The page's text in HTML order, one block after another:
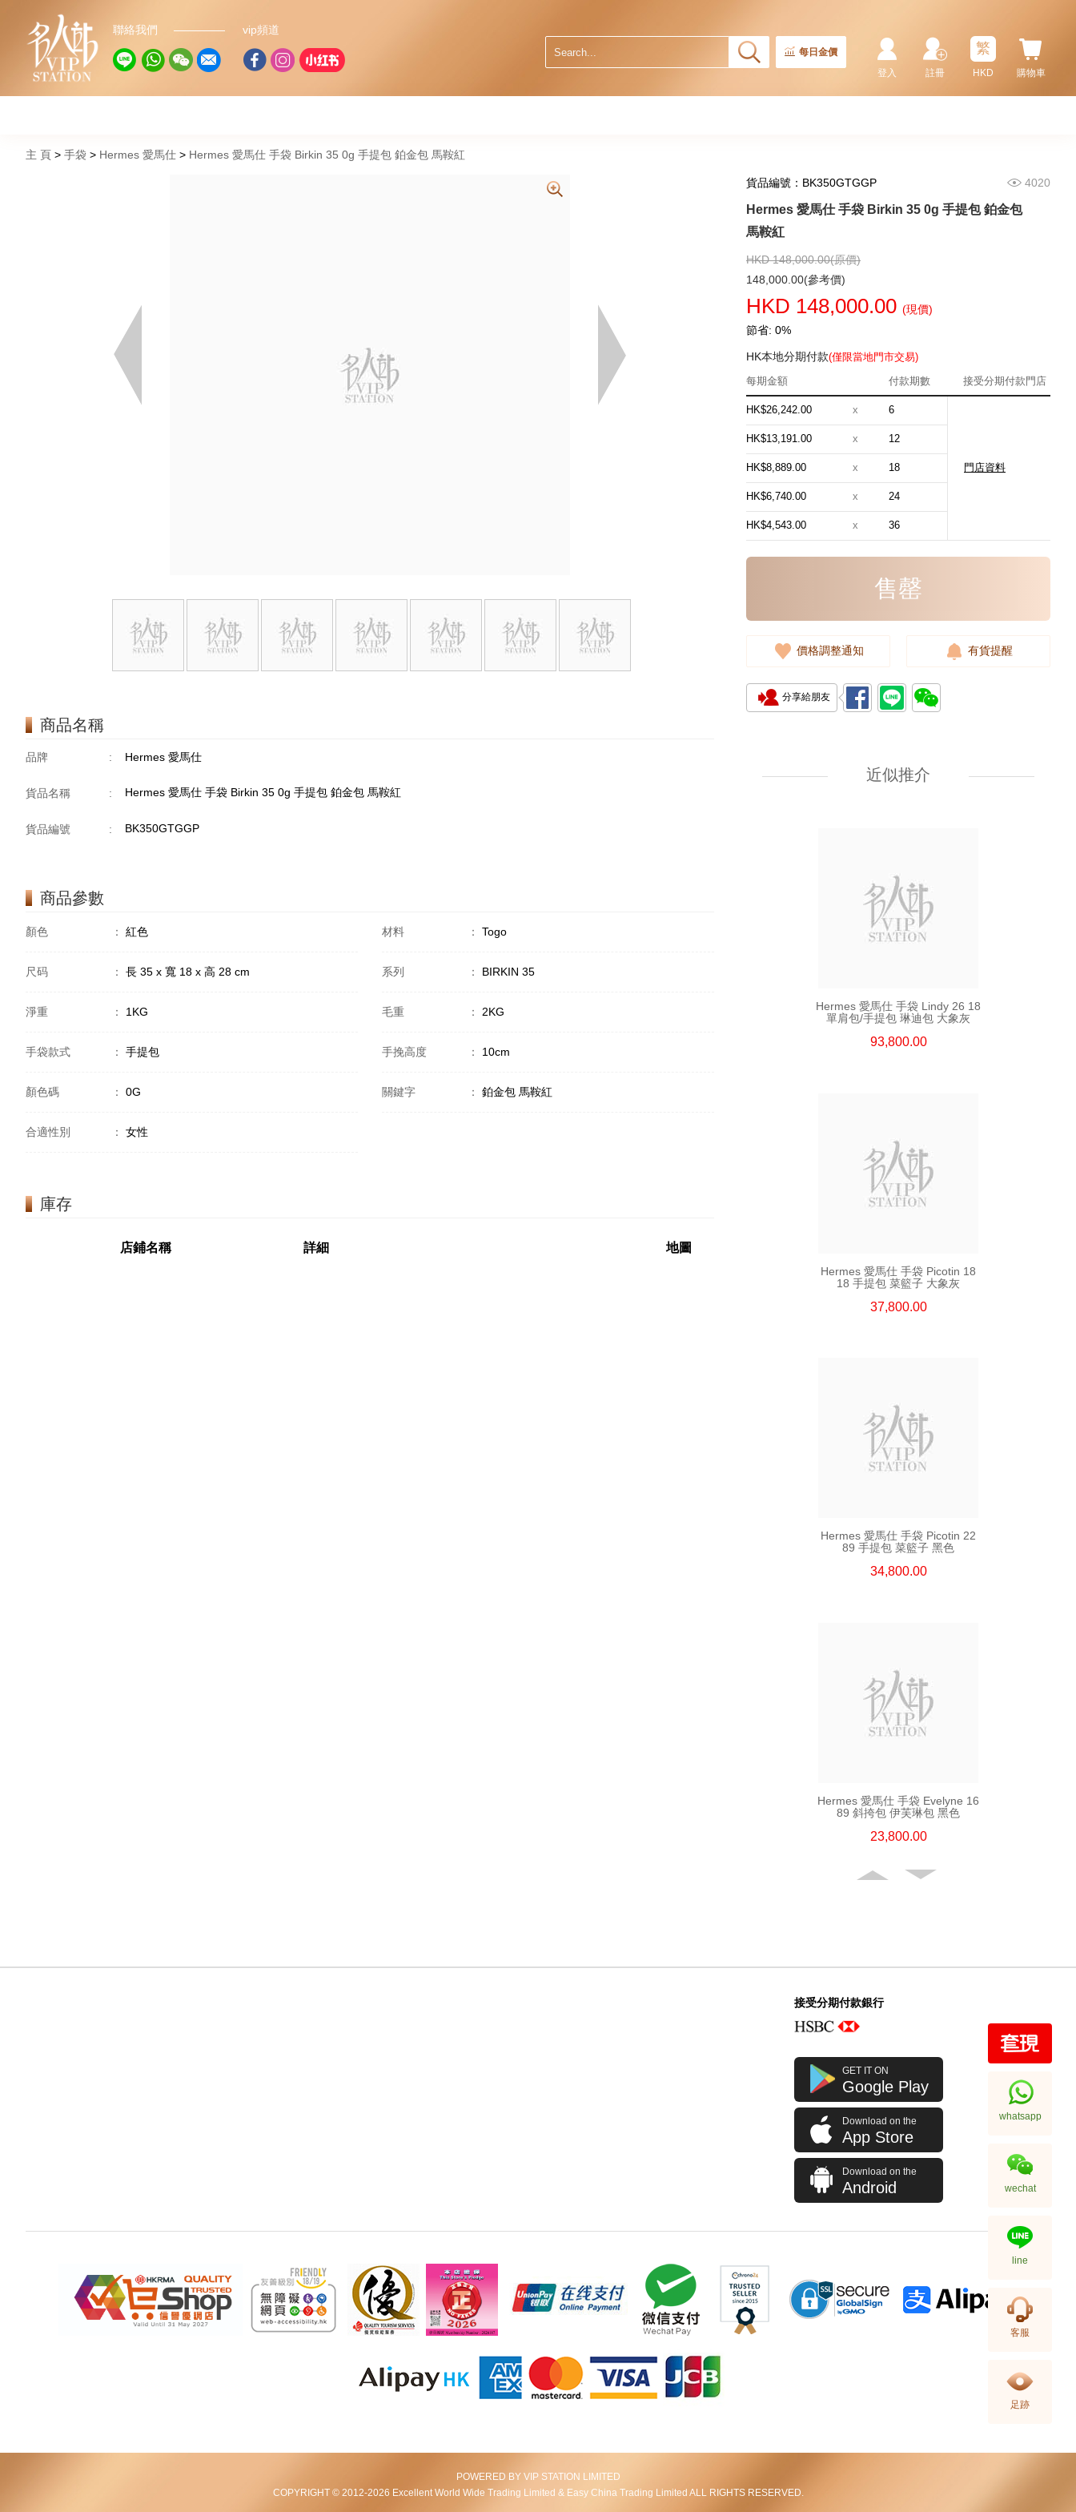
聯絡我們 vip頻道
每日金價
購物車
繁
HKD
註冊
登入
主 頁 手袋 Hermes 愛馬仕 Hermes 愛馬仕 手袋 Birkin 35 0g 手提包 鉑金包 馬鞍紅
商品名稱
品牌 : Hermes 愛馬仕
貨品名稱 : Hermes 愛馬仕 手袋 Birkin 35 0g 手提包 鉑金包 馬鞍紅
貨品編號 : BK350GTGGP
商品參數
顏色 ： 紅色 材料 ： Togo
尺码 ： 長 35 x 寬 18 x 高 28 cm 系列 ： BIRKIN 35
淨重 ： 1KG 毛重 ： 2KG
手袋款式 ： 手提包 手挽高度 ： 10cm
顏色碼 ： 0G 關鍵字 ： 鉑金包 馬鞍紅
合適性別 ： 女性
庫存
店鋪名稱 詳細 地圖
貨品編號：BK350GTGGP 4020
Hermes 愛馬仕 手袋 Birkin 35 0g 手提包 鉑金包
馬鞍紅
HKD 148,000.00(原價)
148,000.00(參考價)
HKD 148,000.00 (現價)
節省: 0%
HK本地分期付款(僅限當地門市交易)
每期金額
付款期數 接受分期付款門店
HK$26,242.00 x 6
門店資料
HK$13,191.00 x 12
HK$8,889.00 x 18
HK$6,740.00 x 24
HK$4,543.00 x 36
售罄
價格調整通知 有貨提醒
分享給朋友
近似推介
Hermes 愛馬仕 手袋 Picotin 18
Hermes 愛馬仕 手袋 Evelyne 16
24,800.00
55,800.00
Hermes 愛馬仕 手袋 Lindy 26 18
單肩包/手提包 琳迪包 大象灰
93,800.00
Hermes 愛馬仕 手袋 Picotin 18
18 手提包 菜籃子 大象灰
37,800.00
Hermes 愛馬仕 手袋 Picotin 22
89 手提包 菜籃子 黑色
34,800.00
Hermes 愛馬仕 手袋 Evelyne 16
89 斜挎包 伊芙琳包 黑色
23,800.00
Hermes 愛馬仕 手袋 Evelyne 29
89 斜挎包 伊芙琳包 黑色
32,800.00
接受分期付款銀行
GET IT ON
Google Play
Download on the
App Store
Download on the
Android
POWERED BY VIP STATION LIMITED
COPYRIGHT © 2012-2026 Excellent World Wide Trading Limited & Easy China Trading Limited ALL RIGHTS RESERVED.
whatsapp
wechat
line
客服
足跡